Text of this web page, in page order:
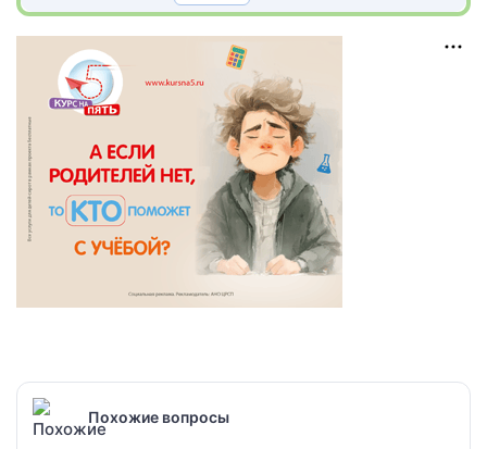
Похожие вопросы